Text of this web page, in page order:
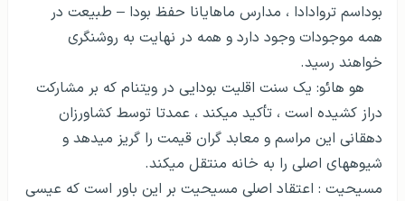
بوداسم تروادادا ، مدارس ماهایانا حفظ بودا – طبیعت در
همه موجودات وجود دارد و همه در نهایت به روشنگری
خواهند رسید.
هو هائو: یک سنت اقلیت بودایی در ویتنام که بر مشارکت
دراز کشیده است ، تأکید می­کند ، عمدتا توسط کشاورزان
دهقانی این مراسم و معابد گران قیمت را گریز می­دهد و
شیوه­های اصلی را به خانه منتقل می­کند.
مسیحیت : اعتقاد اصلی مسیحیت بر این باور است كه عیسی